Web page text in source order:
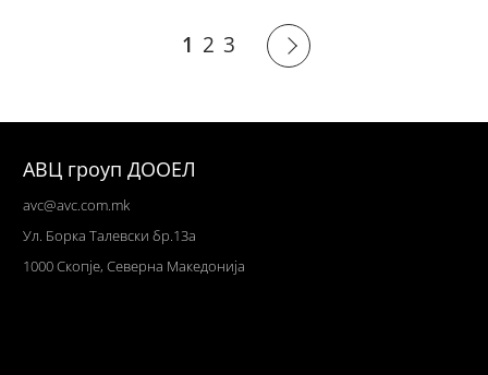
1 2 3
АВЦ гроуп ДООЕЛ
avc@avc.com.mk
Ул. Борка Талевски бр.13а
1000 Скопје, Северна Македонија